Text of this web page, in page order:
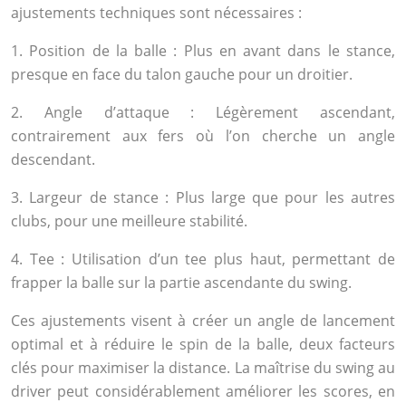
ajustements techniques sont nécessaires :
1. Position de la balle : Plus en avant dans le stance,
presque en face du talon gauche pour un droitier.
2. Angle d’attaque : Légèrement ascendant,
contrairement aux fers où l’on cherche un angle
descendant.
3. Largeur de stance : Plus large que pour les autres
clubs, pour une meilleure stabilité.
4. Tee : Utilisation d’un tee plus haut, permettant de
frapper la balle sur la partie ascendante du swing.
Ces ajustements visent à créer un angle de lancement
optimal et à réduire le spin de la balle, deux facteurs
clés pour maximiser la distance. La maîtrise du swing au
driver peut considérablement améliorer les scores, en